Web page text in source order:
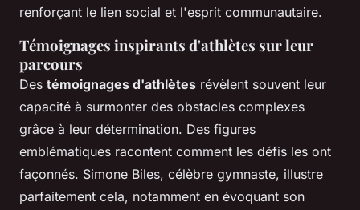
renforçant le lien social et l'esprit communautaire.
Témoignages inspirants d'athlètes sur leur
parcours
Des témoignages d'athlètes révèlent souvent leur
capacité à surmonter des obstacles complexes
grâce à leur détermination. Des figures
emblématiques racontent comment les défis les ont
façonnés. Simone Biles, célèbre gymnaste, illustre
parfaitement cela, notamment en évoquant son